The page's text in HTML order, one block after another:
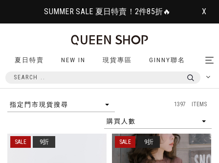
SUMMER SALE 夏日特賣！2件85折🔥 X
夏日特賣 NEW IN 現貨專區 GINNY聯名
指定門市現貨搜尋 1397 ITEMS
購買人數
9折 9折